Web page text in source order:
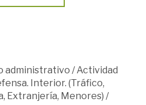
administrativo /Actividad
Interior. (Tráfico,
Extranjería, Menores) /